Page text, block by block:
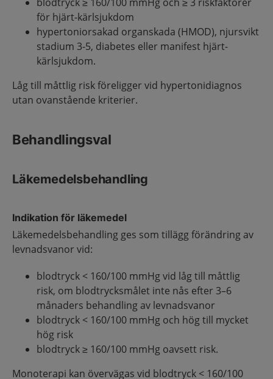
för hjärt-kärlsjukdom
hypertoniorsakad organskada (HMOD), njursvikt
stadium 3-5, diabetes eller manifest hjärt-
kärlsjukdom.
Låg till måttlig risk föreligger vid hypertonidiagnos
utan ovanstående kriterier.
Behandlingsval
Läkemedelsbehandling
Indikation för läkemedel
Läkemedelsbehandling ges som tillägg förändring av
levnadsvanor vid:
blodtryck < 160/100 mmHg vid låg till måttlig
risk, om blodtrycksmålet inte nås efter 3–6
månaders behandling av levnadsvanor
blodtryck < 160/100 mmHg och hög till mycket
hög risk
blodtryck ≥ 160/100 mmHg oavsett risk.
Monoterapi kan övervägas vid blodtryck < 160/100